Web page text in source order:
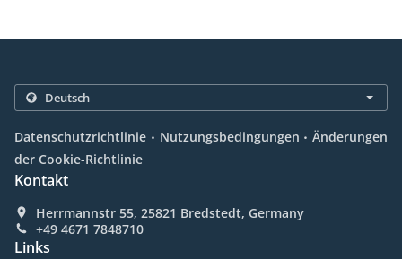
Datenschutzrichtlinie . Nutzungsbedingungen . Änderungen
der Cookie-Richtlinie
Kontakt
Herrmannstr 55, 25821 Bredstedt, Germany
+49 4671 7848710
Links